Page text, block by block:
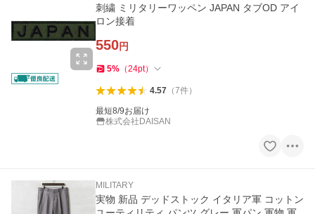
刺繍 ミリタリーワッペン JAPAN タブOD アイ
ロン接着
550円
5% （24pt）
4.57（7件）
最短8/9お届け
株式会社DAISAN
MILITARY
実物 新品 デッドストック イタリア軍 コットン